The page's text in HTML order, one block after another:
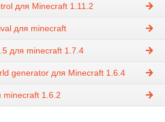
для Minecraft 1.11.2
для minecraft
для minecraft 1.7.4
generator для Minecraft 1.6.4
minecraft 1.6.2